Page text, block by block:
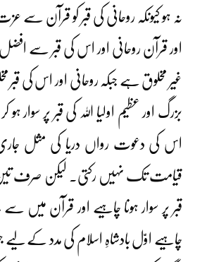
نہ ہو کیونکہ روحانی کی قبر کو قرآن
اور قرآن روحانی اور اس کی قبر سے
غیر مخلوق ہے جبکہ روحانی اور اس کی
بزرگ اور عظیم اولیا اللہ کی قبر پر سوار ہو
اس کی دعوت رواں دریا کی مثل
قیامت تک نہیں رکتی۔ لیکن صرف
قبر پر سوار ہونا چاہیے اور قرآن میں سے
چاہیے اوّل بادشاہِ اسلام کی مدد کے لیے